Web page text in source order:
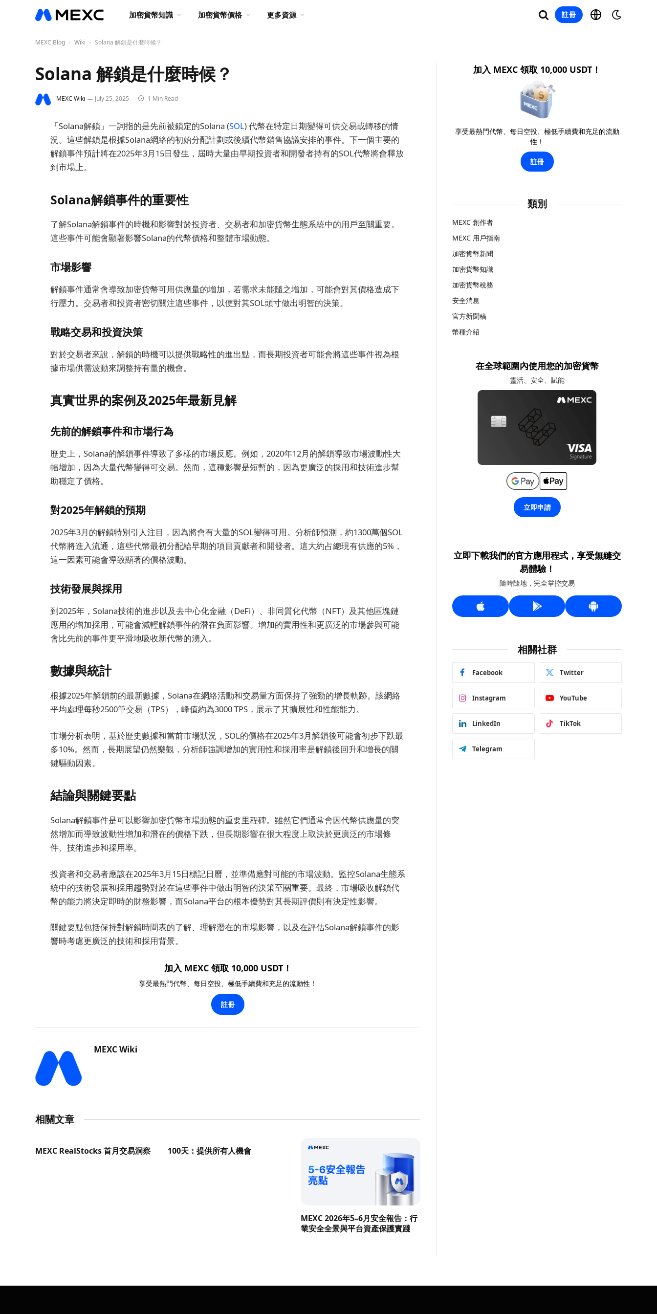
加密貨幣知識 加密貨幣價格 更多資源 註冊
MEXC Blog - Wiki - Solana 解鎖是什麼時候？
Solana 解鎖是什麼時候？
MEXC Wiki July 25, 2025 1 Min Read
「Solana解鎖」一詞指的是先前被鎖定的Solana (SOL) 代幣在特定日期變得可供交易或轉移的情
況。這些解鎖是根據Solana網絡的初始分配計劃或後續代幣銷售協議安排的事件。下一個主要的
解鎖事件預計將在2025年3月15日發生，屆時大量由早期投資者和開發者持有的SOL代幣將會釋放
到市場上。
Solana解鎖事件的重要性
了解Solana解鎖事件的時機和影響對於投資者、交易者和加密貨幣生態系統中的用戶至關重要。
這些事件可能會顯著影響Solana的代幣價格和整體市場動態。
市場影響
解鎖事件通常會導致加密貨幣可用供應量的增加，若需求未能隨之增加，可能會對其價格造成下
行壓力。交易者和投資者密切關注這些事件，以便對其SOL頭寸做出明智的決策。
戰略交易和投資決策
對於交易者來說，解鎖的時機可以提供戰略性的進出點，而長期投資者可能會將這些事件視為根
據市場供需波動來調整持有量的機會。
真實世界的案例及2025年最新見解
先前的解鎖事件和市場行為
歷史上，Solana的解鎖事件導致了多樣的市場反應。例如，2020年12月的解鎖導致市場波動性大
幅增加，因為大量代幣變得可交易。然而，這種影響是短暫的，因為更廣泛的採用和技術進步幫
助穩定了價格。
對2025年解鎖的預期
2025年3月的解鎖特別引人注目，因為將會有大量的SOL變得可用。分析師預測，約1300萬個SOL
代幣將進入流通，這些代幣最初分配給早期的項目貢獻者和開發者。這大約占總現有供應的5%，
這一因素可能會導致顯著的價格波動。
技術發展與採用
到2025年，Solana技術的進步以及去中心化金融（DeFi）、非同質化代幣（NFT）及其他區塊鏈
應用的增加採用，可能會減輕解鎖事件的潛在負面影響。增加的實用性和更廣泛的市場參與可能
會比先前的事件更平滑地吸收新代幣的湧入。
數據與統計
根據2025年解鎖前的最新數據，Solana在網絡活動和交易量方面保持了強勁的增長軌跡。該網絡
平均處理每秒2500筆交易（TPS），峰值約為3000 TPS，展示了其擴展性和性能能力。
市場分析表明，基於歷史數據和當前市場狀況，SOL的價格在2025年3月解鎖後可能會初步下跌最
多10%。然而，長期展望仍然樂觀，分析師強調增加的實用性和採用率是解鎖後回升和增長的關
鍵驅動因素。
結論與關鍵要點
Solana解鎖事件是可以影響加密貨幣市場動態的重要里程碑。雖然它們通常會因代幣供應量的突
然增加而導致波動性增加和潛在的價格下跌，但長期影響在很大程度上取決於更廣泛的市場條
件、技術進步和採用率。
投資者和交易者應該在2025年3月15日標記日曆，並準備應對可能的市場波動。監控Solana生態系
統中的技術發展和採用趨勢對於在這些事件中做出明智的決策至關重要。最終，市場吸收解鎖代
幣的能力將決定即時的財務影響，而Solana平台的根本優勢對其長期評價則有決定性影響。
關鍵要點包括保持對解鎖時間表的了解、理解潛在的市場影響，以及在評估Solana解鎖事件的影
響時考慮更廣泛的技術和採用背景。
加入 MEXC 領取 10,000 USDT！
享受最熱門代幣、每日空投、極低手續費和充足的流動性！
註冊
MEXC Wiki
相關文章
MEXC RealStocks 首月交易洞察 100天：提供所有人機會
MEXC 2026年5–6月安全報告：行
業安全全景與平台資產保護實踐
加入 MEXC 領取 10,000 USDT！
享受最熱門代幣、每日空投、極低手續費和充足的流動
性！
註冊
類別
MEXC 創作者
MEXC 用戶指南
加密貨幣新聞
加密貨幣知識
加密貨幣稅務
安全消息
官方新聞稿
幣種介紹
在全球範圍內使用您的加密貨幣
靈活、安全、賦能
立即申請
立即下載我們的官方應用程式，享受無縫交
易體驗！
隨時隨地，完全掌控交易
相關社群
Facebook Twitter
Instagram YouTube
LinkedIn TikTok
Telegram